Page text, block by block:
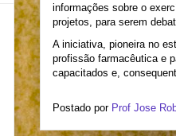
informações sobre o
projetos, para serem
A iniciativa, pioneira no
profissão farmacêutica e
capacitados e,
Postado por Prof Jose